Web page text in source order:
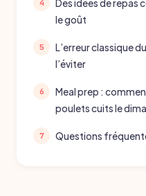
Des idées de repas
le goût
L’erreur classique
l’éviter
Meal prep :
poulets cuits le
Questions